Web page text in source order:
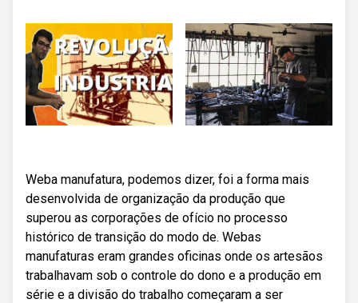
Weba manufatura, podemos dizer, foi a forma mais
desenvolvida de organização da produção que
superou as corporações de ofício no processo
histórico de transição do modo de. Webas
manufaturas eram grandes oficinas onde os artesãos
trabalhavam sob o controle do dono e a produção em
série e a divisão do trabalho começaram a ser